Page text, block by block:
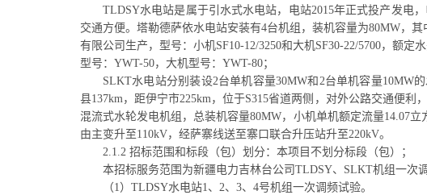
TLDSY水电站是属于引水式水电站，电站2015年正式投产发电
交通方便。塔勒德萨依水电站安装有4台机组，装机容量为80MW，
有限公司生产，型号：小机SF10-12/3250和大机SF30-22/5700，额定
型号：YWT-50，大机型号：YWT-80；
SLKT水电站分别装设2台单机容量30MW和2台单机容量10MW
县137km，距伊宁市225km，位于S315省道两侧，对外公路交通便
混流式水轮发电机组，总装机容量80MW，小机单机额定流量14.07
由主变升至110kV，经萨寨线送至寨口联合升压站升至220kV。
2.1.2 招标范围和标段（包）划分 ： 本项目不划分标段（包）；
本招标服务范围为新疆电力吉林台公司TLDSY、SLKT机组一次
（1）TLDSY水电站1、2、3、4号机组一次调频试验。